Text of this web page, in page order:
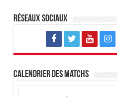
Réseaux sociaux
Calendrier des matchs